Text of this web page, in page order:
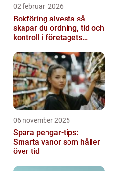
02 februari 2026
Bokföring alvesta så
skapar du ordning, tid och
kontroll i företagets
06 november 2025
Spara pengar-tips:
Smarta vanor som håller
över tid